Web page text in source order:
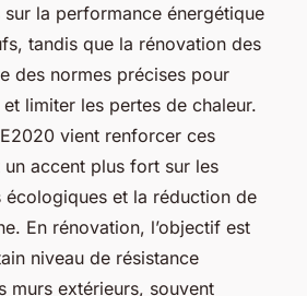
la performance énergétique
tandis que la rénovation des
des normes précises pour
limiter les pertes de chaleur.
vient renforcer ces
un accent plus fort sur les
écologiques et la réduction de
En rénovation, l’objectif est
niveau de résistance
murs extérieurs, souvent